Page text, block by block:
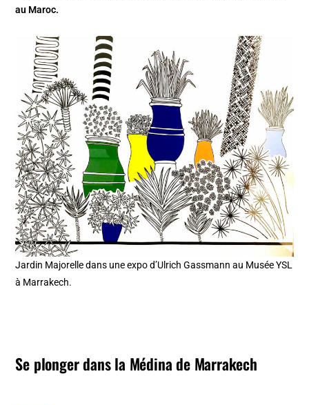
au Maroc.
Jardin Majorelle dans une expo d’Ulrich Gassmann au Musée YSL
à Marrakech.
Se plonger dans la Médina de Marrakech